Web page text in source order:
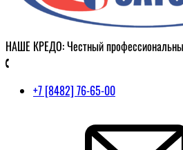
НАШЕ КРЕДО: Честный
+7 [8482] 76-65-00